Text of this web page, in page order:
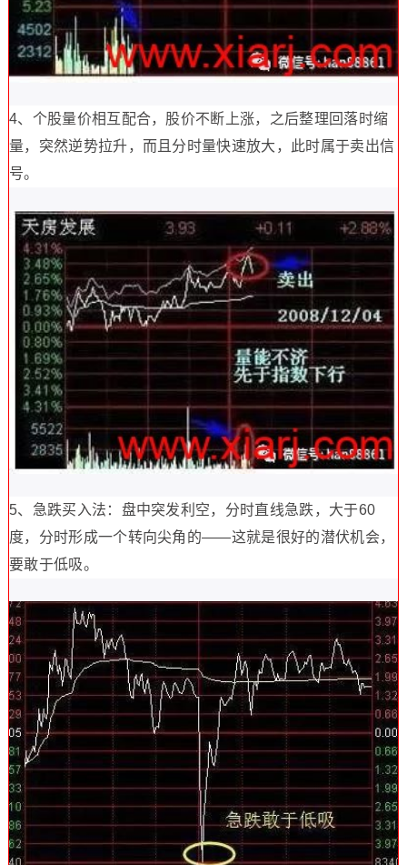
4、个股量价相互配合，股价不断上涨，之后整理回落时缩
量，突然逆势拉升，而且分时量快速放大，此时属于卖出信
号。
5、急跌买入法：盘中突发利空，分时直线急跌，大于60
度，分时形成一个转向尖角的——这就是很好的潜伏机会，
要敢于低吸。